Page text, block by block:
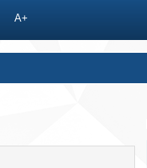
A+